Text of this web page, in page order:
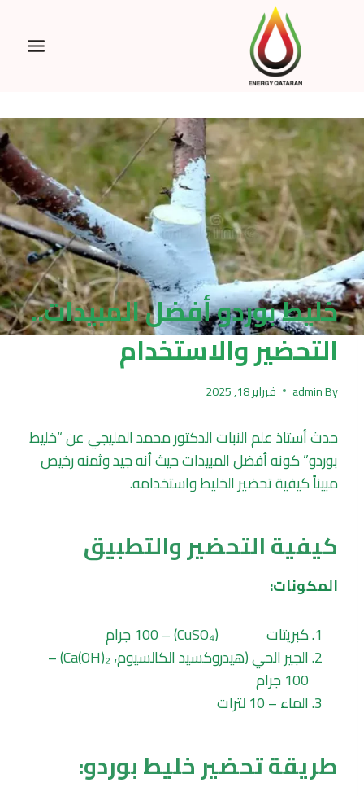
خليط بوردو أفضل المبيدات..
التحضير والاستخدام
By
admin فبراير 18, 2025
حدث أستاذ علم النبات الدكتور محمد المليجي عن “خليط
بوردو” كونه أفضل المبيدات حيث أنه جيد وثمنه رخيص
مبيناً كيفية تحضير الخليط واستخدامه.
كيفية التحضير والتطبيق
المكونات:
كبريتات
(CuSO₄) – 100 جرام
الجير الحي (هيدروكسيد الكالسيوم، Ca(OH)₂) –
100 جرام
الماء – 10 لترات
طريقة تحضير خليط بوردو: